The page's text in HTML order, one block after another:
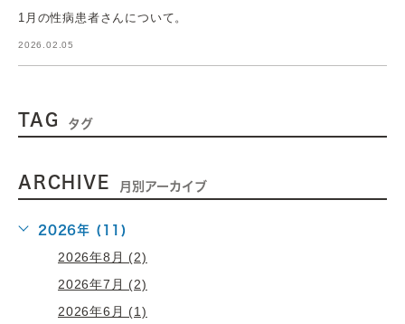
1月の性病患者さんについて。
2026.02.05
TAG タグ
ARCHIVE 月別アーカイブ
2026年 (11)
2026年8月 (2)
2026年7月 (2)
2026年6月 (1)